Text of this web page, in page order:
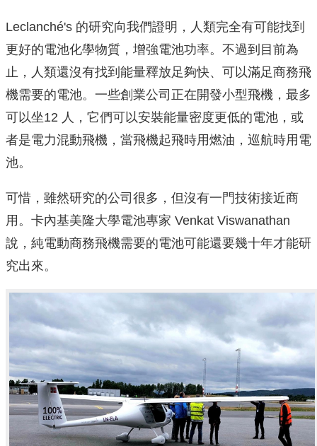
Leclanché's 的研究向我們證明，人類完全有可能找到
更好的電池化學物質，增強電池功率。不過到目前為
止，人類還沒有找到能量釋放足夠快、可以滿足商務飛
機需要的電池。一些創業公司正在開發小型飛機，最多
可以坐12 人，它們可以安裝能量密度更低的電池，或
者是電力混動飛機，當飛機起飛時用燃油，巡航時用電
池。
可惜，雖然研究的公司很多，但沒有一門技術接近商
用。卡內基美隆大學電池專家 Venkat Viswanathan
說，純電動商務飛機需要的電池可能還要幾十年才能研
究出來。